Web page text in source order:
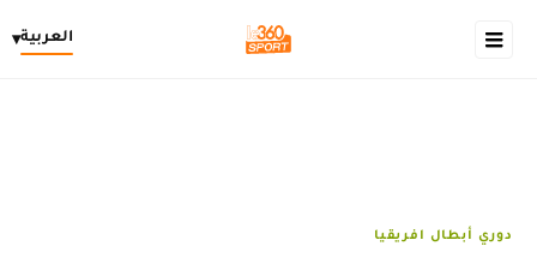
العربية▾
دوري أبطال افريقيا